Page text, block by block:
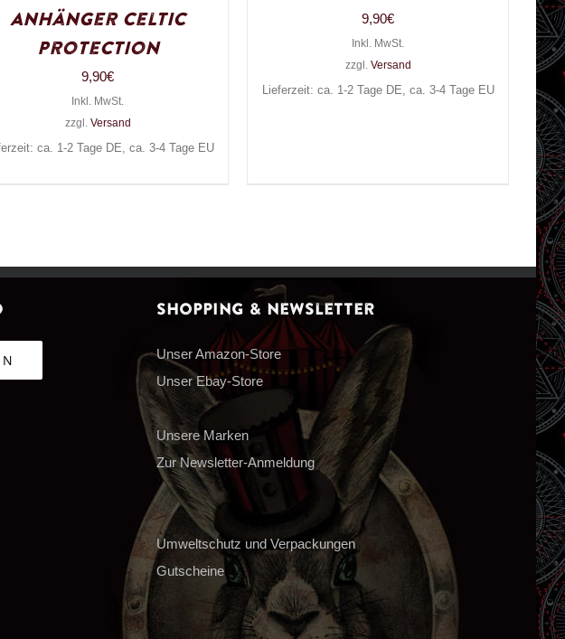
Anhänger Celtic
Protection
9,90€
Inkl. MwSt.
zzgl. Versand
ca. 1-2 Tage DE, ca. 3-4 Tage EU
9,90€
Inkl. MwSt.
zzgl. Versand
Lieferzeit: ca. 1-2 Tage DE, ca. 3-4 Tage EU
Shopping & Newsletter
Unser Amazon-Store
Unser Ebay-Store
Unsere Marken
Zur Newsletter-Anmeldung
Umweltschutz und Verpackungen
Gutscheine